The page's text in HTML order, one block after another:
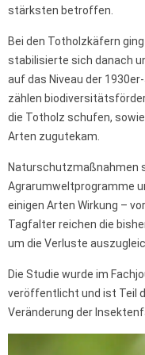
stärksten betroffen.
Bei den Totholzkäfern
stabilisierte sich danach
auf das Niveau der
zählen
die Totholz schufen,
Arten zugutekam.
Naturschutzmaßnahmen
Agrarumweltprogramme
einigen Arten Wirkung –
Tagfalter reichen die
um die Verluste
Die Studie wurde im
veröffentlicht und ist Teil
Veränderung der